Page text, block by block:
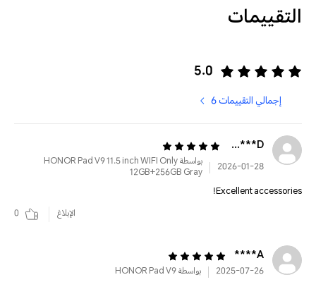
التقييمات
5.0
إجمالي التقييمات 6
D*****************
2026-01-28 بواسطة HONOR Pad V9 11.5 inch WIFI Only
12GB+256GB Gray
Excellent accessories!
الإبلاغ
0
A****
2025-07-26
بواسطة HONOR Pad V9